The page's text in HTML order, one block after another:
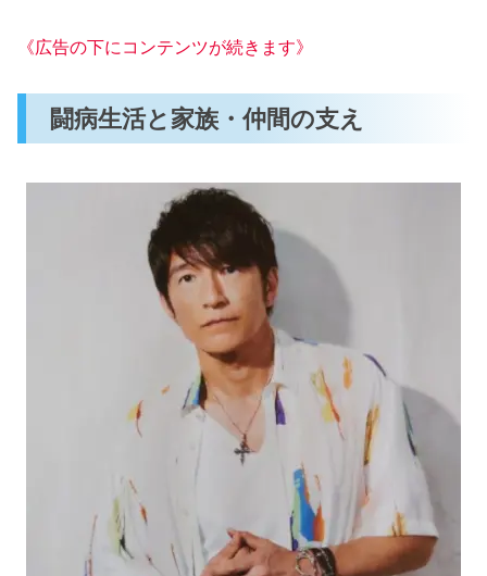
《広告の下にコンテンツが続きます》
闘病生活と家族・仲間の支え